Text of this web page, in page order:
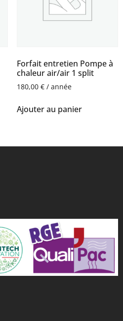
Forfait entretien Pompe à
chaleur air/air 1 split
180,00 € / année
Ajouter au panier